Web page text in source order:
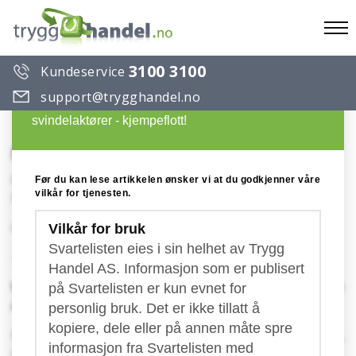
Kundeservice 3100 3100
support@trygghandel.no
NettINFO / INFONETT
Konto: NO- Norge
Publisert: 05.12.2023
Oppdatert: 26.02.2024
Vær oppmerksom på lurefakturaer fra NettINFO
/ Infonett!
velkjent aktørhar igjen havnet på vår svarteliste,
Svarteliste over useriøse selskaper og
svindelaktører - kjempeflott!
Før du kan lese artikkelen ønsker vi at du godkjenner våre
vilkår for tjenesten.
Vilkår for bruk
Svartelisten eies i sin helhet av Trygg
Handel AS. Informasjon som er publisert
på Svartelisten er kun evnet for
personlig bruk. Det er ikke tillatt å
kopiere, dele eller på annen måte spre
informasjon fra Svartelisten med